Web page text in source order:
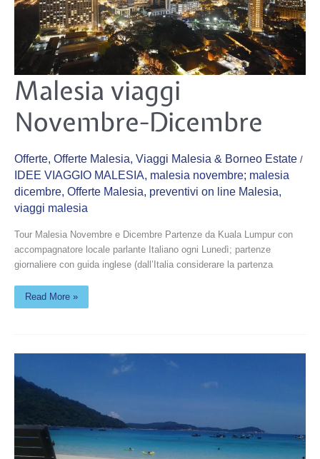
Malesia viaggi
Novembre-Dicembre
Offerte, Offerte Malesia, Viaggi Malesia & Borneo Estate /
IDEE VIAGGIO MALESIA, malesia novembre; malesia
dicembre, Offerte Malesia, preventivi on line Malesia,
viaggi malesia
Tour Malesia Novembre e Dicembre Partenze da Kuala Lumpur con
accompagnatore locale parlante Italiano ogni Lunedì; partenze
giornaliere con guida inglese (dall’Italia considerare la partenza
Malesia
viaggi
Novembre-
Dicembre
Read More »